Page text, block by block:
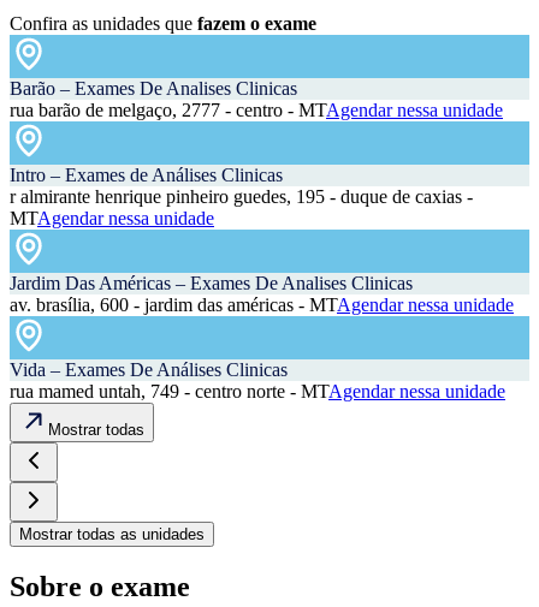
Confira as unidades que fazem o exame
Barão – Exames De Analises Clinicas
rua barão de melgaço, 2777 - centro - MTAgendar nessa unidade
Intro – Exames de Análises Clinicas
r almirante henrique pinheiro guedes, 195 - duque de caxias -
MTAgendar nessa unidade
Jardim Das Américas – Exames De Analises Clinicas
av. brasília, 600 - jardim das américas - MTAgendar nessa unidade
Vida – Exames De Análises Clinicas
rua mamed untah, 749 - centro norte - MTAgendar nessa unidade
Mostrar todas
Mostrar todas as unidades
Sobre o exame